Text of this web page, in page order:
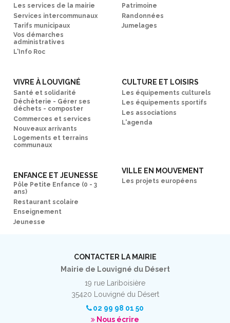
Les services de la mairie
Services intercommunaux
Tarifs municipaux
Vos démarches
administratives
L'Info Roc
Patrimoine
Randonnées
Jumelages
VIVRE À LOUVIGNÉ
Santé et solidarité
Déchèterie - Gérer ses
déchets - composter
Commerces et services
Nouveaux arrivants
Logements et terrains
communaux
CULTURE ET LOISIRS
Les équipements culturels
Les équipements sportifs
Les associations
L'agenda
ENFANCE ET JEUNESSE
Pôle Petite Enfance (0 - 3
ans)
Restaurant scolaire
Enseignement
Jeunesse
VILLE EN MOUVEMENT
Les projets européens
CONTACTER LA MAIRIE
Mairie de Louvigné du Désert
19 rue Lariboisière
35420 Louvigné du Désert
02 99 98 01 50
Nous écrire